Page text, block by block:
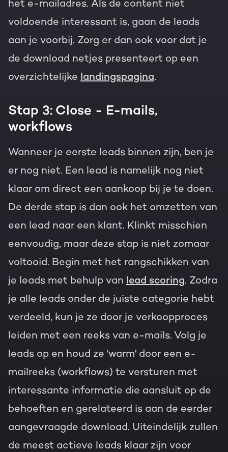
het e-mailadres. Als de content niet
voldoende interessant is, gaan de leads
aan je voorbij. Zorg er dan ook voor dat je
de download netjes presenteert op een
overzichtelijke landingspagina.
Stap 3: Close - E-mails,
workflows
Wanneer je eerste leads binnen zijn, ben je
er nog niet. Een lead is namelijk nog niet
klaar om direct een aankoop bij je te doen.
De derde stap is dan ook het omzetten van
een lead naar een klant. Klinkt misschien
eenvoudig, maar deze stap is niet zomaar
voltooid. Begin met het rangschikken van
je leads met behulp van lead scoring. Zodra
je alle leads onder de juiste categorie hebt
verdeeld, kun je ze door je verkoopproces
leiden met een reeks van e-mails. Volg je
leads op en houd ze 'warm' door een e-
mailreeks (workflows) te versturen met
interessante informatie die aansluit op de
behoeften en gerelateerd is aan de eerder
aangevraagde download. Uiteindelijk zullen
de meest actieve leads klaar zijn voor